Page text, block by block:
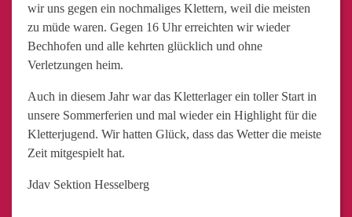
wir uns gegen ein nochmaliges Klettern, weil die meisten
zu müde waren. Gegen 16 Uhr erreichten wir wieder
Bechhofen und alle kehrten glücklich und ohne
Verletzungen heim.
Auch in diesem Jahr war das Kletterlager ein toller Start in
unsere Sommerferien und mal wieder ein Highlight für die
Kletterjugend. Wir hatten Glück, dass das Wetter die meiste
Zeit mitgespielt hat.
Jdav Sektion Hesselberg